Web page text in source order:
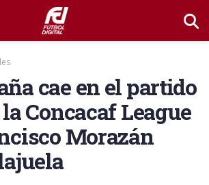
cae en el partido
Concacaf League
Morazán